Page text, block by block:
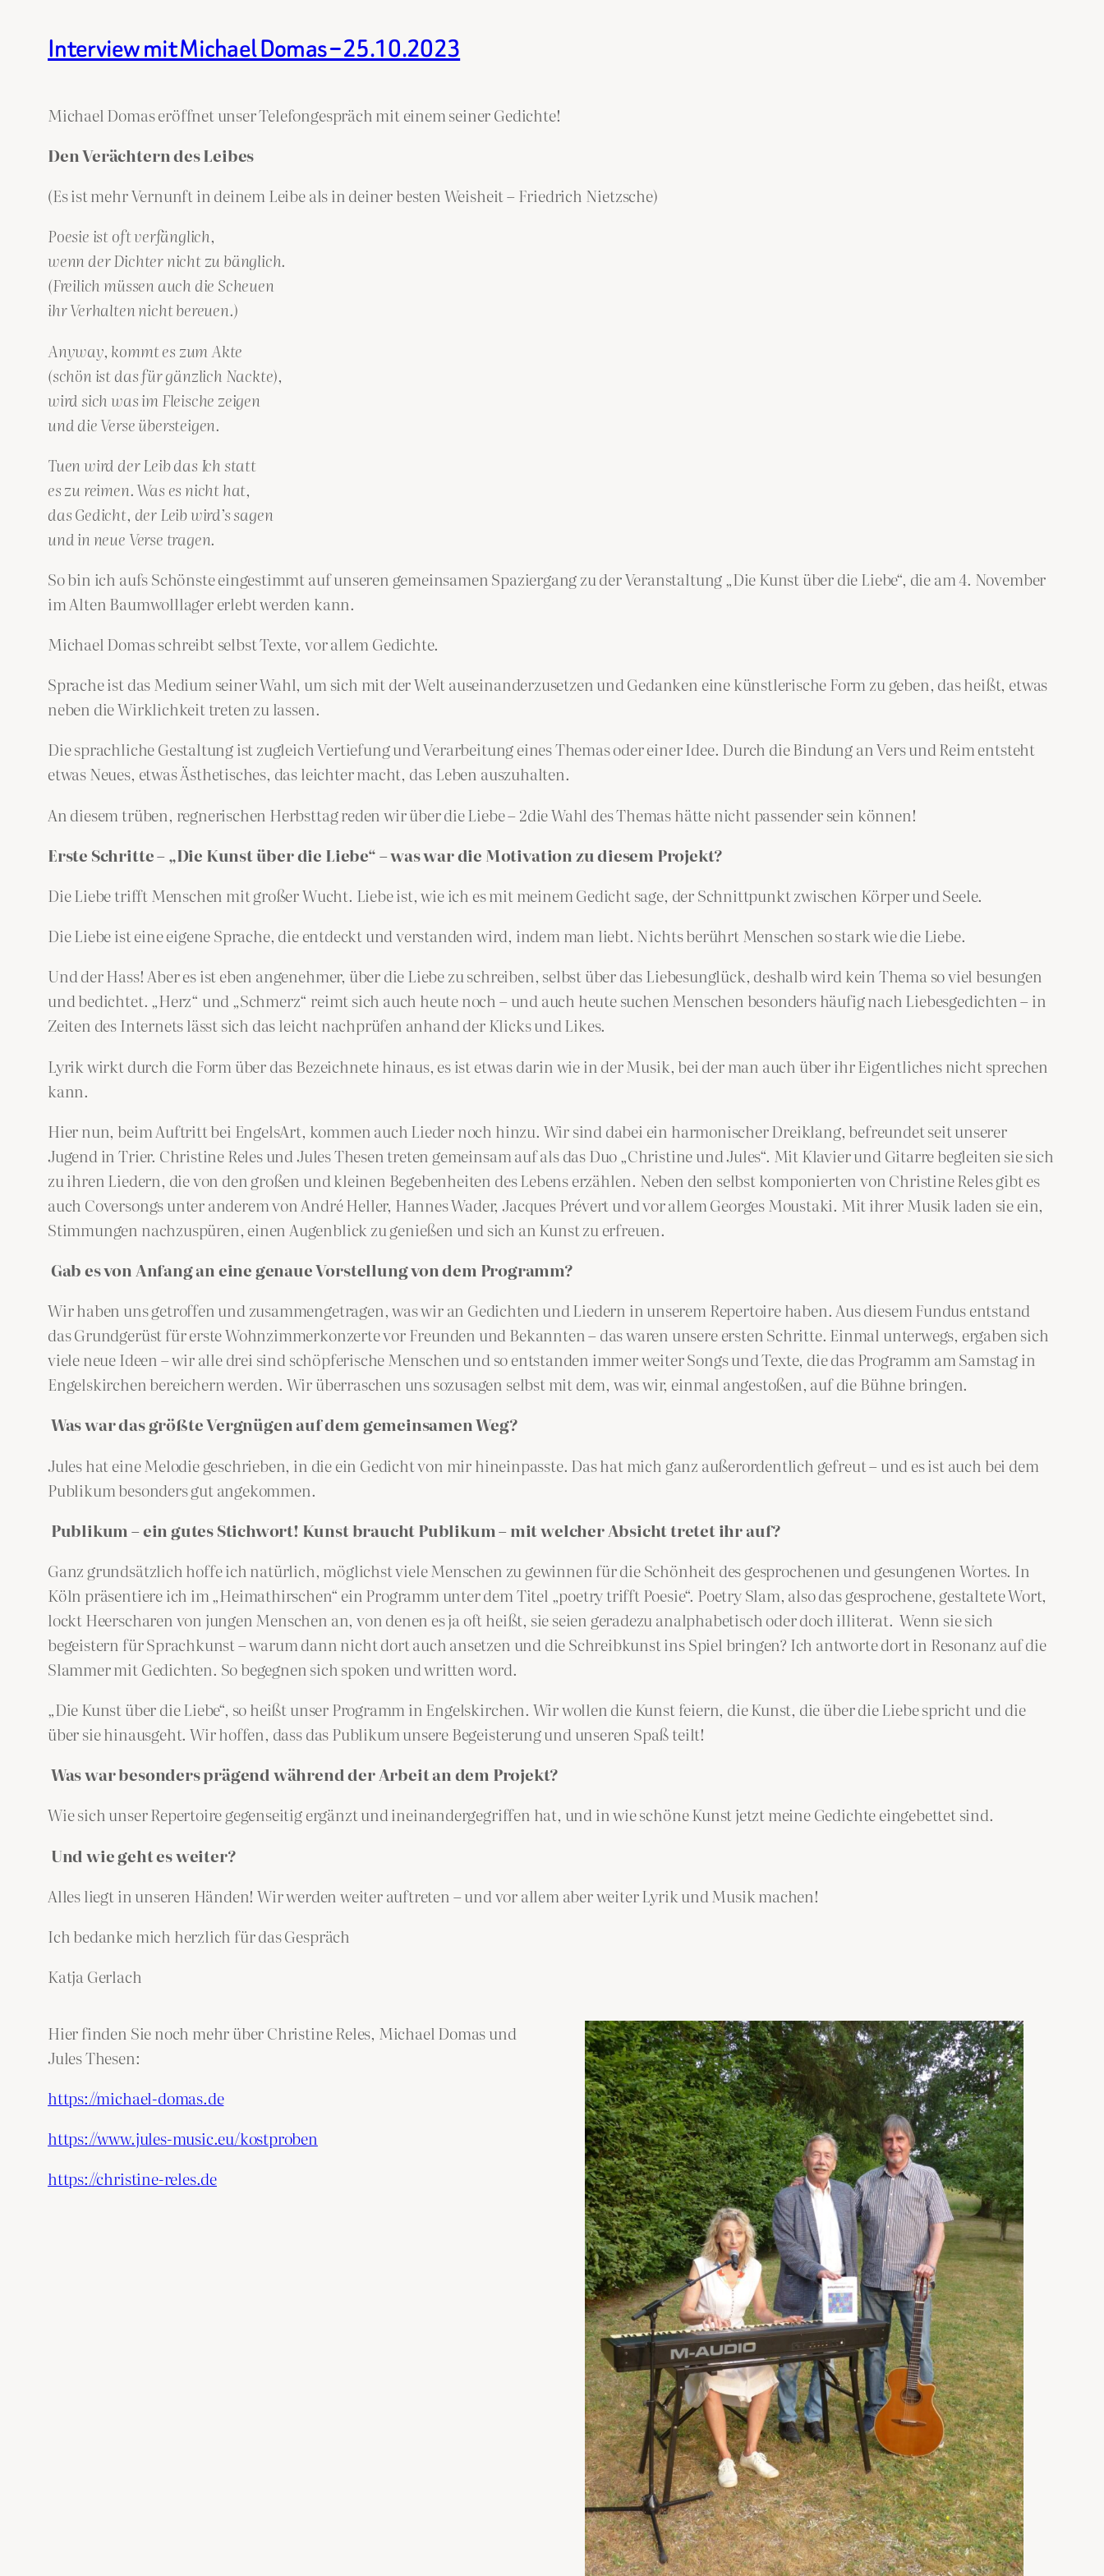
Interview mit Michael Domas – 25.10.2023
Michael Domas eröffnet unser Telefongespräch mit einem seiner Gedichte!
Den Verächtern des Leibes
(Es ist mehr Vernunft in deinem Leibe als in deiner besten Weisheit – Friedrich Nietzsche)
Poesie ist oft verfänglich,
wenn der Dichter nicht zu bänglich.
(Freilich müssen auch die Scheuen
ihr Verhalten nicht bereuen.)
Anyway, kommt es zum Akte
(schön ist das für gänzlich Nackte),
wird sich was im Fleische zeigen
und die Verse übersteigen.
Tuen wird der Leib das Ich statt
es zu reimen. Was es nicht hat,
das Gedicht, der Leib wird’s sagen
und in neue Verse tragen.
So bin ich aufs Schönste eingestimmt auf unseren gemeinsamen Spaziergang zu der Veranstaltung „Die Kunst über die Liebe“, die am 4. November
im Alten Baumwolllager erlebt werden kann.
Michael Domas schreibt selbst Texte, vor allem Gedichte.
Sprache ist das Medium seiner Wahl, um sich mit der Welt auseinanderzusetzen und Gedanken eine künstlerische Form zu geben, das heißt, etwas
neben die Wirklichkeit treten zu lassen.
Die sprachliche Gestaltung ist zugleich Vertiefung und Verarbeitung eines Themas oder einer Idee. Durch die Bindung an Vers und Reim entsteht
etwas Neues, etwas Ästhetisches, das leichter macht, das Leben auszuhalten.
An diesem trüben, regnerischen Herbsttag reden wir über die Liebe – 2die Wahl des Themas hätte nicht passender sein können!
Erste Schritte – „Die Kunst über die Liebe“ – was war die Motivation zu diesem Projekt?
Die Liebe trifft Menschen mit großer Wucht. Liebe ist, wie ich es mit meinem Gedicht sage, der Schnittpunkt zwischen Körper und Seele.
Die Liebe ist eine eigene Sprache, die entdeckt und verstanden wird, indem man liebt. Nichts berührt Menschen so stark wie die Liebe.
Und der Hass! Aber es ist eben angenehmer, über die Liebe zu schreiben, selbst über das Liebesunglück, deshalb wird kein Thema so viel besungen
und bedichtet. „Herz“ und „Schmerz“ reimt sich auch heute noch – und auch heute suchen Menschen besonders häufig nach Liebesgedichten – in
Zeiten des Internets lässt sich das leicht nachprüfen anhand der Klicks und Likes.
Lyrik wirkt durch die Form über das Bezeichnete hinaus, es ist etwas darin wie in der Musik, bei der man auch über ihr Eigentliches nicht sprechen
kann.
Hier nun, beim Auftritt bei EngelsArt, kommen auch Lieder noch hinzu. Wir sind dabei ein harmonischer Dreiklang, befreundet seit unserer
Jugend in Trier. Christine Reles und Jules Thesen treten gemeinsam auf als das Duo „Christine und Jules“. Mit Klavier und Gitarre begleiten sie sich
zu ihren Liedern, die von den großen und kleinen Begebenheiten des Lebens erzählen. Neben den selbst komponierten von Christine Reles gibt es
auch Coversongs unter anderem von André Heller, Hannes Wader, Jacques Prévert und vor allem Georges Moustaki. Mit ihrer Musik laden sie ein,
Stimmungen nachzuspüren, einen Augenblick zu genießen und sich an Kunst zu erfreuen.
Gab es von Anfang an eine genaue Vorstellung von dem Programm?
Wir haben uns getroffen und zusammengetragen, was wir an Gedichten und Liedern in unserem Repertoire haben. Aus diesem Fundus entstand
das Grundgerüst für erste Wohnzimmerkonzerte vor Freunden und Bekannten – das waren unsere ersten Schritte. Einmal unterwegs, ergaben sich
viele neue Ideen – wir alle drei sind schöpferische Menschen und so entstanden immer weiter Songs und Texte, die das Programm am Samstag in
Engelskirchen bereichern werden. Wir überraschen uns sozusagen selbst mit dem, was wir, einmal angestoßen, auf die Bühne bringen.
Was war das größte Vergnügen auf dem gemeinsamen Weg?
Jules hat eine Melodie geschrieben, in die ein Gedicht von mir hineinpasste. Das hat mich ganz außerordentlich gefreut – und es ist auch bei dem
Publikum besonders gut angekommen.
Publikum – ein gutes Stichwort! Kunst braucht Publikum – mit welcher Absicht tretet ihr auf?
Ganz grundsätzlich hoffe ich natürlich, möglichst viele Menschen zu gewinnen für die Schönheit des gesprochenen und gesungenen Wortes. In
Köln präsentiere ich im „Heimathirschen“ ein Programm unter dem Titel „poetry trifft Poesie“. Poetry Slam, also das gesprochene, gestaltete Wort,
lockt Heerscharen von jungen Menschen an, von denen es ja oft heißt, sie seien geradezu analphabetisch oder doch illiterat. Wenn sie sich
begeistern für Sprachkunst – warum dann nicht dort auch ansetzen und die Schreibkunst ins Spiel bringen? Ich antworte dort in Resonanz auf die
Slammer mit Gedichten. So begegnen sich spoken und written word.
„Die Kunst über die Liebe“, so heißt unser Programm in Engelskirchen. Wir wollen die Kunst feiern, die Kunst, die über die Liebe spricht und die
über sie hinausgeht. Wir hoffen, dass das Publikum unsere Begeisterung und unseren Spaß teilt!
Was war besonders prägend während der Arbeit an dem Projekt?
Wie sich unser Repertoire gegenseitig ergänzt und ineinandergegriffen hat, und in wie schöne Kunst jetzt meine Gedichte eingebettet sind.
Und wie geht es weiter?
Alles liegt in unseren Händen! Wir werden weiter auftreten – und vor allem aber weiter Lyrik und Musik machen!
Ich bedanke mich herzlich für das Gespräch
Katja Gerlach
Hier finden Sie noch mehr über Christine Reles, Michael Domas und
Jules Thesen:
https://michael-domas.de
https://www.jules-music.eu/kostproben
https://christine-reles.de